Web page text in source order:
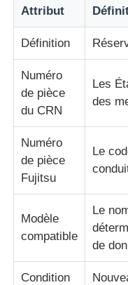
Pièces pour ATM
Pièces
Pièces de
Pièces de
Pièces de
Pièces
Attribut
Définition
Numéro
de pièce
du CRN
Les
des
Numéro
de pièce
Fujitsu
Le
Modèle
compatible
Le
de
Condition